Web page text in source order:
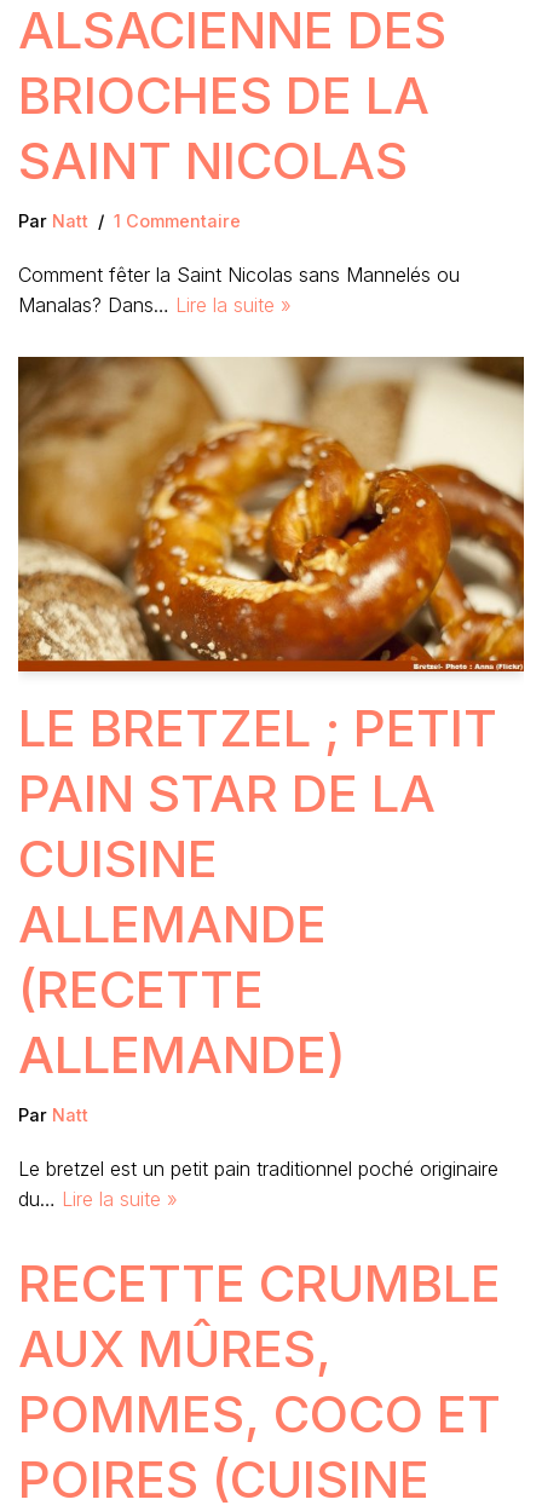
ALSACIENNE DES
BRIOCHES DE LA
SAINT NICOLAS
Par Natt 1 Commentaire
Comment fêter la Saint Nicolas sans Mannelés ou
Manalas? Dans… Lire la suite »
LE BRETZEL ; PETIT
PAIN STAR DE LA
CUISINE
ALLEMANDE
(RECETTE
ALLEMANDE)
Par Natt
Le bretzel est un petit pain traditionnel poché originaire
du… Lire la suite »
RECETTE CRUMBLE
AUX MÛRES,
POMMES, COCO ET
POIRES (CUISINE